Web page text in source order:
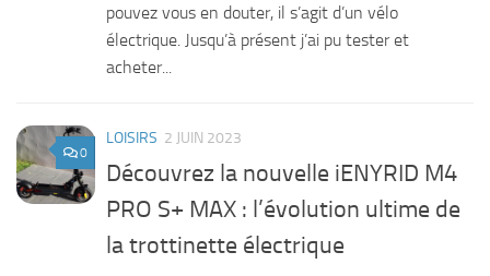
pouvez vous en douter, il s’agit d’un vélo
électrique. Jusqu’à présent j’ai pu tester et
acheter...
0
LOISIRS 2 JUIN 2023
Découvrez la nouvelle iENYRID M4
PRO S+ MAX : l’évolution ultime de
la trottinette électrique